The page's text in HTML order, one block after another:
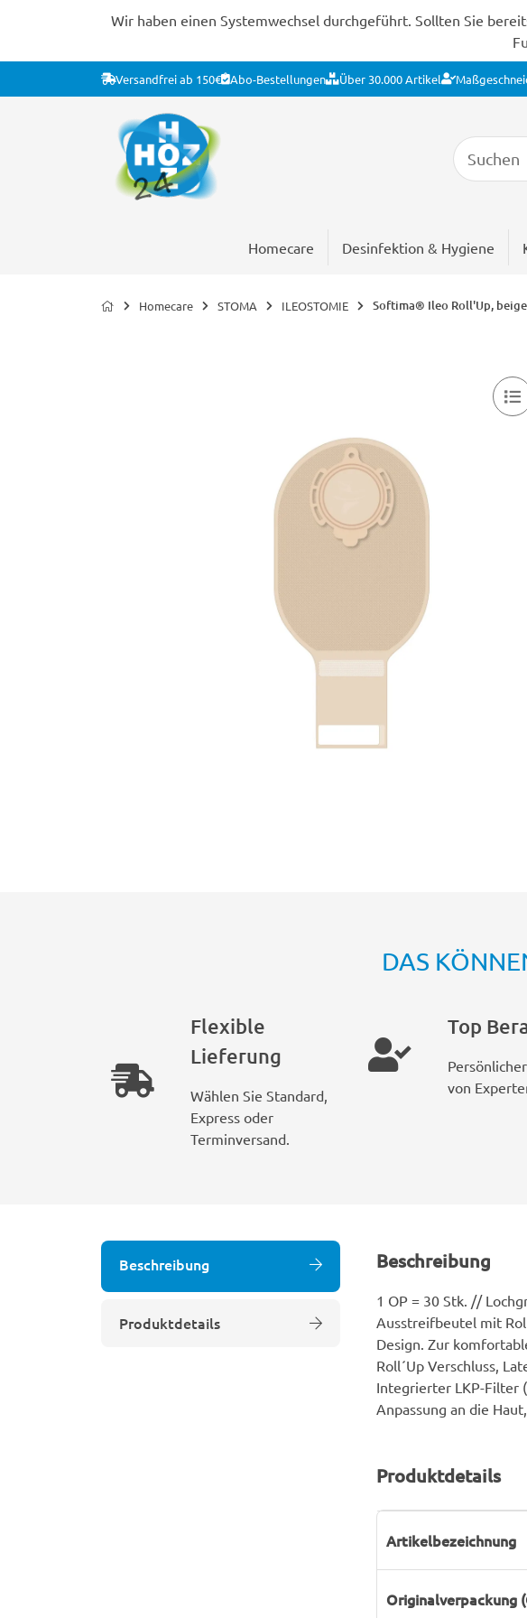
Wir haben einen Systemwechsel durchgeführt. Sollten Sie
Versandfrei ab 150€ Abo-Bestellungen Über 30.000 Artikel
Homecare Desinfektion & Hygiene
Homecare STOMA ILEOSTOMIE Softima® Ileo Roll'Up,
DAS
Flexible
Lieferung
Wählen Sie Standard,
Express oder
Terminversand.
Top
von
Beschreibung
Produktdetails
Beschreibung
1 OP = 30 Stk. //
Ausstreifbeutel mit
Design. Zur
Roll´Up Verschluss,
Integrierter LKP-Filter
Anpassung an die
Produktdetails
Artikelbezeichnung
Originalverpackung